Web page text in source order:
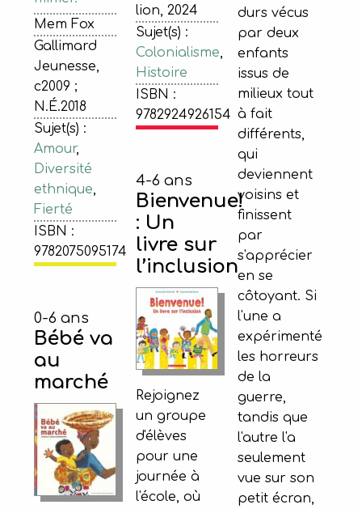
Mem Fox
Gallimard
Jeunesse,
c2009 ;
N.É.2018
Sujet(s) :
Amour,
Diversité
ethnique,
Fierté
ISBN :
9782075095174
lion, 2024
Sujet(s) :
Colonialisme,
Histoire
ISBN :
9782924926154
durs vécus
par deux
enfants
issus de
milieux tout
à fait
différents,
qui
deviennent
voisins et
finissent
par
s'apprécier
en se
côtoyant. Si
l'une a
expérimenté
les horreurs
de la
guerre,
tandis que
l'autre l'a
seulement
vue sur son
petit écran,
0-6 ans
Bébé va
au
marché
4-6 ans
Bienvenue!
: Un
livre sur
l’inclusion
Rejoignez
un groupe
d'élèves
pour une
journée à
l'école, où